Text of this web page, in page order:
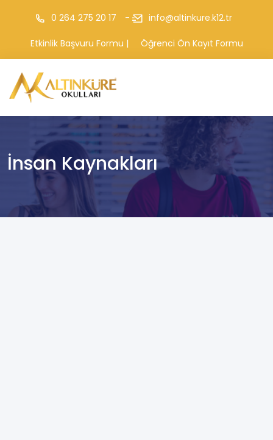
0 264 275 20 17 - info@altinkure.k12.tr
Etkinlik Başvuru Formu | Öğrenci Ön Kayıt Formu
İnsan Kaynakları